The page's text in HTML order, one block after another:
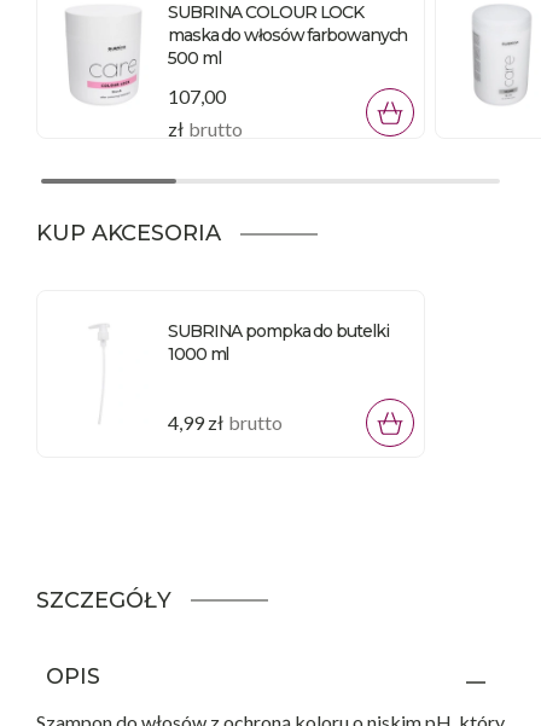
SUBRINA COLOUR LOCK
maska do włosów farbowanych
500 ml
107,00
zł brutto
KUP AKCESORIA
SUBRINA pompka do butelki
1000 ml
4,99 zł brutto
SZCZEGÓŁY
OPIS